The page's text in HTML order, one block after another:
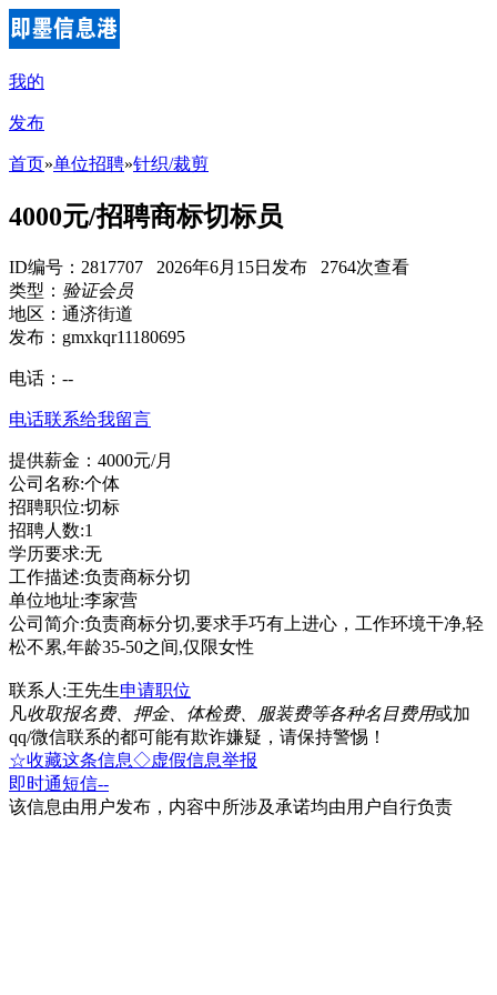
我的
发布
首页»单位招聘»针织/裁剪
4000元/招聘商标切标员
ID编号：2817707 2026年6月15日发布 2764次查看
类型： 验证会员
地区：通济街道
发布：gmxkqr11180695
电话： --
电话联系给我留言
提供薪金：4000元/月
公司名称:个体
招聘职位:切标
招聘人数:1
学历要求:无
工作描述:负责商标分切
单位地址:李家营
公司简介:负责商标分切,要求手巧有上进心，工作环境干净,轻
松不累,年龄35-50之间,仅限女性
联系人:王先生申请职位
凡收取报名费、押金、体检费、服装费等各种名目费用或加
qq/微信联系的都可能有欺诈嫌疑，请保持警惕！
☆收藏这条信息◇虚假信息举报
即时通短信--
该信息由用户发布，内容中所涉及承诺均由用户自行负责